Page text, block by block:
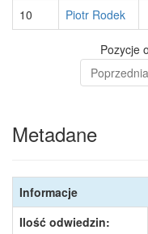
10 Piotr Rodek
Pozycje
Poprzednia
Metadane
Informacje
Ilość odwiedzin: